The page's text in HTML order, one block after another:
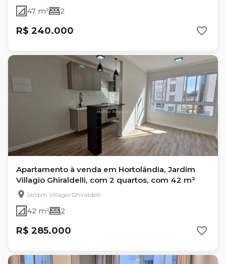
47 m² 2
R$ 240.000
Apartamento à venda em Hortolândia, Jardim
Villagio Ghiraldelli, com 2 quartos, com 42 m²
Jardim Villagio Ghiraldelli
42 m² 2
R$ 285.000